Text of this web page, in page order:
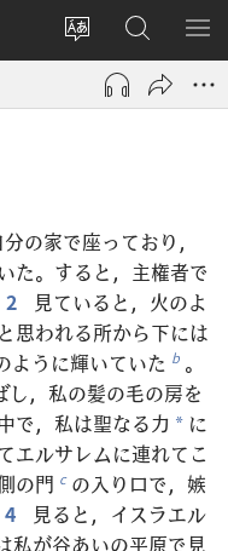
サ
ト
を
変
え
る
ロ
グ
ン
タ
ブ
で
開
く）
JW.ORG
の
検
メ
を
の家で座っており，
た。すると，主権者で
2
見ていると，火のよ
思われる所から下には
ように輝いていた b 。
，私の髪の毛の房を
で，私は聖なる力 * に
エルサレムに連れてこ
の門 c の入り口で，嫉
4
見ると，イスラエル
私が谷あいの平原で見